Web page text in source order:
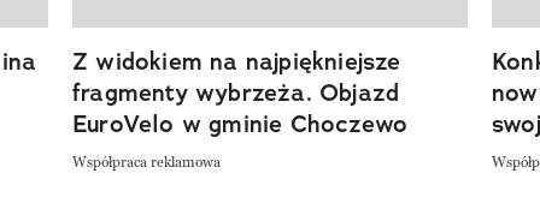
Z widokiem na najpiękniejsze
fragmenty wybrzeża. Objazd
EuroVelo w gminie Choczewo
Współpraca reklamowa